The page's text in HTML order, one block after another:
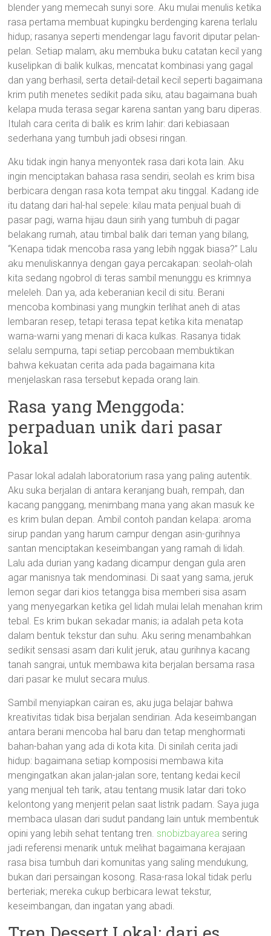
blender yang memecah sunyi sore. Aku mulai menulis ketika
rasa pertama membuat kupingku berdenging karena terlalu
hidup; rasanya seperti mendengar lagu favorit diputar pelan-
pelan. Setiap malam, aku membuka buku catatan kecil yang
kuselipkan di balik kulkas, mencatat kombinasi yang gagal
dan yang berhasil, serta detail-detail kecil seperti bagaimana
krim putih menetes sedikit pada siku, atau bagaimana buah
kelapa muda terasa segar karena santan yang baru diperas.
Itulah cara cerita di balik es krim lahir: dari kebiasaan
sederhana yang tumbuh jadi obsesi ringan.
Aku tidak ingin hanya menyontek rasa dari kota lain. Aku
ingin menciptakan bahasa rasa sendiri, seolah es krim bisa
berbicara dengan rasa kota tempat aku tinggal. Kadang ide
itu datang dari hal-hal sepele: kilau mata penjual buah di
pasar pagi, warna hijau daun sirih yang tumbuh di pagar
belakang rumah, atau timbal balik dari teman yang bilang,
“Kenapa tidak mencoba rasa yang lebih nggak biasa?” Lalu
aku menuliskannya dengan gaya percakapan: seolah-olah
kita sedang ngobrol di teras sambil menunggu es krimnya
meleleh. Dan ya, ada keberanian kecil di situ. Berani
mencoba kombinasi yang mungkin terlihat aneh di atas
lembaran resep, tetapi terasa tepat ketika kita menatap
warna-warni yang menari di kaca kulkas. Rasanya tidak
selalu sempurna, tapi setiap percobaan membuktikan
bahwa kekuatan cerita ada pada bagaimana kita
menjelaskan rasa tersebut kepada orang lain.
Rasa yang Menggoda:
perpaduan unik dari pasar
lokal
Pasar lokal adalah laboratorium rasa yang paling autentik.
Aku suka berjalan di antara keranjang buah, rempah, dan
kacang panggang, menimbang mana yang akan masuk ke
es krim bulan depan. Ambil contoh pandan kelapa: aroma
sirup pandan yang harum campur dengan asin-gurihnya
santan menciptakan keseimbangan yang ramah di lidah.
Lalu ada durian yang kadang dicampur dengan gula aren
agar manisnya tak mendominasi. Di saat yang sama, jeruk
lemon segar dari kios tetangga bisa memberi sisa asam
yang menyegarkan ketika gel lidah mulai lelah menahan krim
tebal. Es krim bukan sekadar manis; ia adalah peta kota
dalam bentuk tekstur dan suhu. Aku sering menambahkan
sedikit sensasi asam dari kulit jeruk, atau gurihnya kacang
tanah sangrai, untuk membawa kita berjalan bersama rasa
dari pasar ke mulut secara mulus.
Sambil menyiapkan cairan es, aku juga belajar bahwa
kreativitas tidak bisa berjalan sendirian. Ada keseimbangan
antara berani mencoba hal baru dan tetap menghormati
bahan-bahan yang ada di kota kita. Di sinilah cerita jadi
hidup: bagaimana setiap komposisi membawa kita
mengingatkan akan jalan-jalan sore, tentang kedai kecil
yang menjual teh tarik, atau tentang musik latar dari toko
kelontong yang menjerit pelan saat listrik padam. Saya juga
membaca ulasan dari sudut pandang lain untuk membentuk
opini yang lebih sehat tentang tren. snobizbayarea sering
jadi referensi menarik untuk melihat bagaimana kerajaan
rasa bisa tumbuh dari komunitas yang saling mendukung,
bukan dari persaingan kosong. Rasa-rasa lokal tidak perlu
berteriak; mereka cukup berbicara lewat tekstur,
keseimbangan, dan ingatan yang abadi.